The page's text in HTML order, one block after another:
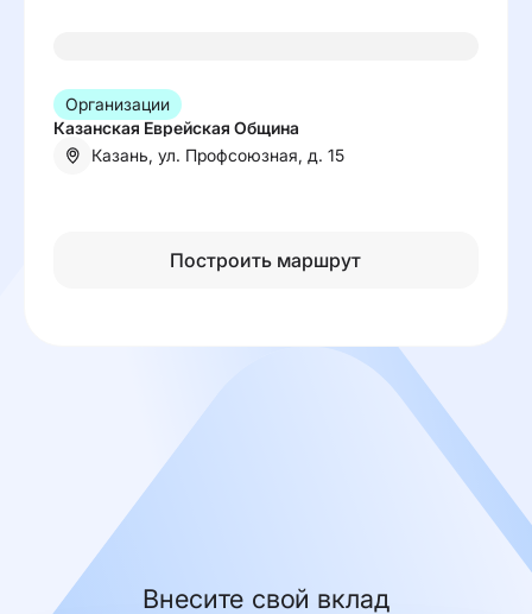
Организации
Казанская Еврейская Община
Казань, ул. Профсоюзная, д. 15
Построить маршрут
Внесите свой вклад